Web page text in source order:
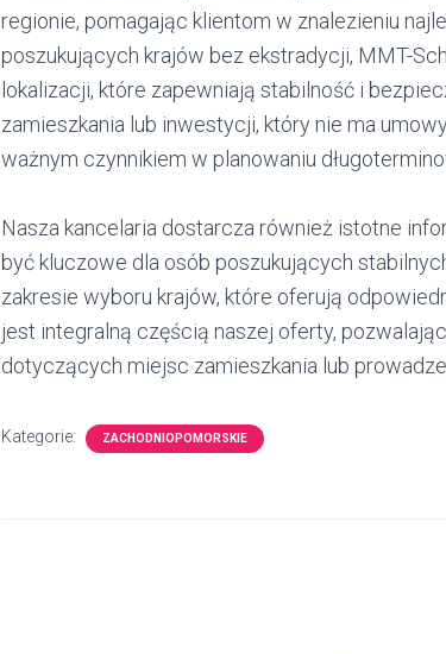
regionie, pomagając klientom w znalezieniu
poszukujących krajów bez ekstradycji, MMT-
lokalizacji, które zapewniają stabilność i
zamieszkania lub inwestycji, który nie ma
ważnym czynnikiem w planowaniu
Nasza kancelaria dostarcza również istotne
być kluczowe dla osób poszukujących
zakresie wyboru krajów, które oferują
jest integralną częścią naszej oferty,
dotyczących miejsc zamieszkania lub
Kategorie: ZACHODNIOPOMORSKIE